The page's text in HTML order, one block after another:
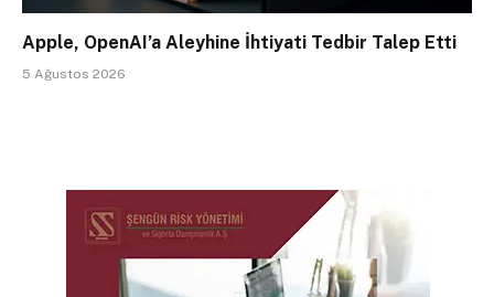
Apple, OpenAI’a Aleyhine İhtiyati Tedbir Talep Etti
5 Ağustos 2026